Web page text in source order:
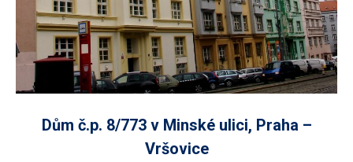
Dům č.p. 8/773 v Minské ulici, Praha –
Vršovice